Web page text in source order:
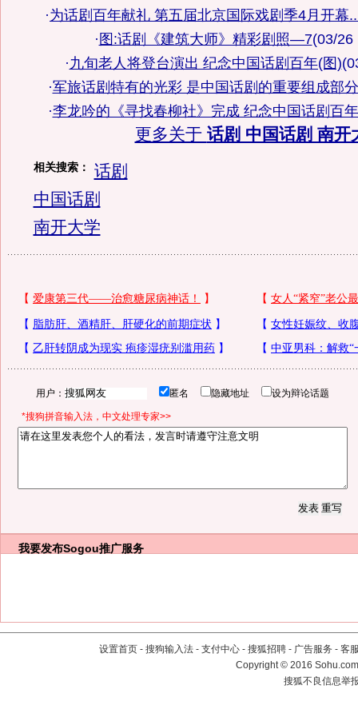
·为话剧百年献礼 第五届北京国际戏剧季4月开幕
·图:话剧《建筑大师》精彩剧照—7(03/26
·九旬老人将登台演出 纪念中国话剧百年(图)
·军旅话剧特有的光彩 是中国话剧的重要组成部分
·李龙吟的《寻找春柳社》完成 纪念中国话剧百年
更多关于 话剧 中国话剧 南开
相关搜索：
话剧
中国话剧
南开大学
用户： 匿名 隐藏地址 设为辩论话题
*搜狗拼音输入法，中文处理专家>>
我要发布Sogou推广服务
设置首页 - 搜狗输入法 - 支付中心 - 搜狐招聘 - 广告服务 - 客
Copyright©2016
搜狐不良信息举